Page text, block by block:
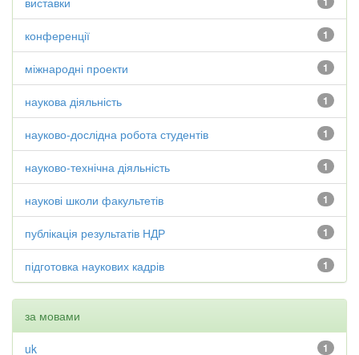
1
конференції
1
міжнародні проекти
1
наукова діяльність
1
науково-дослідна робота студентів
1
науково-технічна діяльність
1
наукові школи факультетів
1
публікація результатів НДР
1
підготовка наукових кадрів
за мовами
1
uk